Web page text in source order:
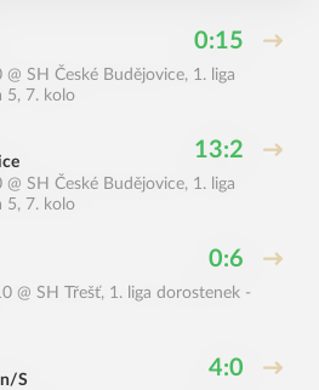
0:15
@ SH České Budějovice, 1. liga
5, 7. kolo
13:2
@ SH České Budějovice, 1. liga
5, 7. kolo
0:6
@ SH Třešť, 1. liga dorostenek -
S
4:0